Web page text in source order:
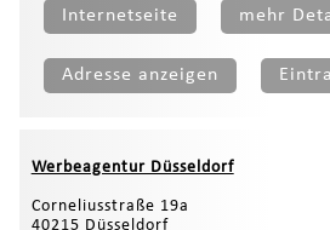
Internetseite mehr
Adresse anzeigen
Werbeagentur Düsseldorf
Corneliusstraße 19a
40215 Düsseldorf